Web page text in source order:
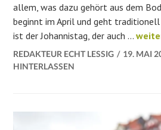
allem, was dazu gehört aus dem
beginnt im April und geht traditionell
ist der Johannistag, der auch …
REDAKTEUR ECHT LESSIG 19. MAI
HINTERLASSEN